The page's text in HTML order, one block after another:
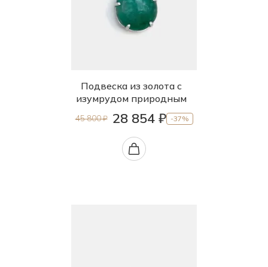
Подвеска из золота с
изумрудом природным
45 800 ₽ 28 854 ₽ -37%